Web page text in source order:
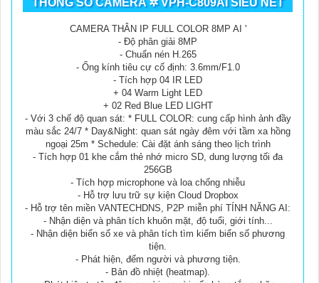
THÔNG SỐ CAMERA ✲ VPH-C809AI SIÊU NÉT
CAMERA THÂN IP FULL COLOR 8MP AI '
- Độ phân giải 8MP
- Chuẩn nén H.265
- Ống kính tiêu cự cố định: 3.6mm/F1.0
- Tích hợp 04 IR LED
+ 04 Warm Light LED
+ 02 Red Blue LED LIGHT
- Với 3 chế độ quan sát: * FULL COLOR: cung cấp hình ảnh đầy
màu sắc 24/7 * Day&Night: quan sát ngày đêm với tầm xa hồng
ngoại 25m * Schedule: Cài đặt ánh sáng theo lịch trình
- Tích hợp 01 khe cắm thẻ nhớ micro SD, dung lượng tối đa
256GB
- Tích hợp microphone và loa chống nhiễu
- Hỗ trợ lưu trữ sự kiện Cloud Dropbox
- Hỗ trợ tên miền VANTECHDNS, P2P miễn phí TÍNH NĂNG AI:
- Nhận diện và phân tích khuôn mặt, độ tuổi, giới tính...
- Nhận diện biển số xe và phân tích tìm kiếm biển số phương
tiện.
- Phát hiện, đếm người và phương tiện.
- Bản đồ nhiệt (heatmap).